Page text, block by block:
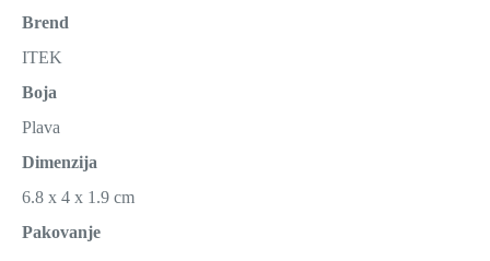
Brend
ITEK
Boja
Plava
Dimenzija
6.8 x 4 x 1.9 cm
Pakovanje